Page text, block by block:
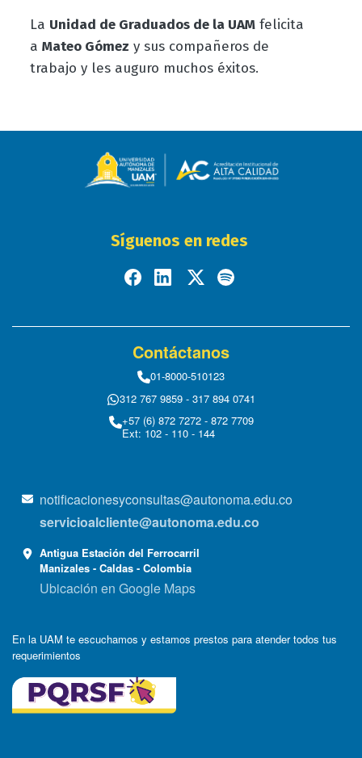
La Unidad de Graduados de la UAMfelicita
a Mateo Gómez y sus compañeros de
trabajo y les auguro muchos éxitos.
Síguenos en redes
Contáctanos
01-8000-510123
312 767 9859 - 317 894 0741
+57 (6) 872 7272 - 872 7709
Ext: 102 - 110 - 144
notificacionesyconsultas@autonoma.edu.co
servicioalcliente@autonoma.edu.co
Antigua Estación del Ferrocarril
Manizales - Caldas - Colombia
Ubicación en Google Maps
En la UAM te escuchamos y estamos prestos para atender todos tus
requerimientos